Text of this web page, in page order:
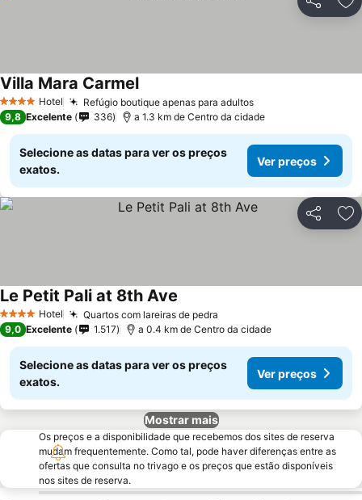
Partilhar
4 EstrelasHotel Refúgio boutique apenas para adultos
Villa Mara Carmel
9,8 Excelente 336 a 1.3 km de Centro da cidade
Selecione as datas para ver os preços
exatos.
Ver preços
Partilhar
4 EstrelasHotel Quartos com lareiras de pedra
Le Petit Pali at 8th Ave
9,0 Excelente 1.517 a 0.4 km de Centro da cidade
Selecione as datas para ver os preços
exatos.
Ver preços
Mostrar mais
Os preços e a disponibilidade que recebemos dos sites de reserva
mudam frequentemente. Como tal, pode haver diferenças entre as
ofertas que consulta no trivago e os preços que estão disponíveis
nos sites de reserva.